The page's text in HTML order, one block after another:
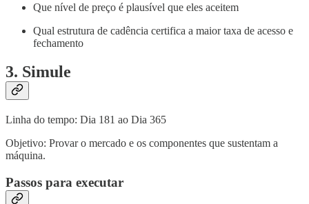
Que nível de preço é plausível que eles aceitem
Qual estrutura de cadência certifica a maior taxa de acesso e
fechamento
3. Simule
Linha do tempo: Dia 181 ao Dia 365
Objetivo: Provar o mercado e os componentes que sustentam a
máquina.
Passos para executar